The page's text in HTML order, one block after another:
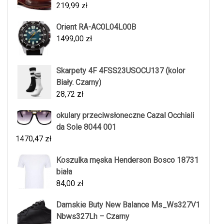
219,99 zł
Orient RA-AC0L04L00B
1499,00 zł
Skarpety 4F 4FSS23USOCU137 (kolor
Biały. Czarny)
28,72 zł
okulary przeciwsłoneczne Cazal Occhiali
da Sole 8044 001
1470,47 zł
Koszulka męska Henderson Bosco 18731
biała
84,00 zł
Damskie Buty New Balance Ms_Ws327V1
Nbws327Lh – Czarny